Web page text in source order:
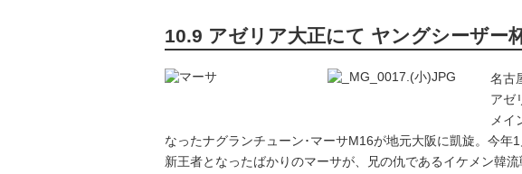
10.9 アゼリア大正にて ヤングシーザー
名古
アゼ
メイ
なったナグランチューン･マーサM16が地元大阪に凱旋。今
新王者となったばかりのマーサが、兄の仇であるイケメン韓